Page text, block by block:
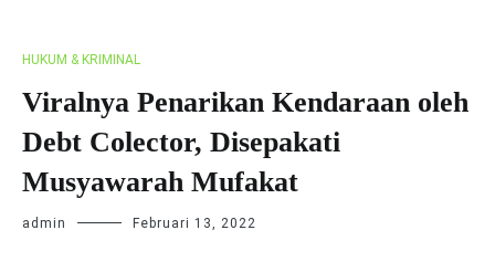
HUKUM & KRIMINAL
Viralnya Penarikan Kendaraan oleh
Debt Colector, Disepakati
Musyawarah Mufakat
admin Februari 13, 2022